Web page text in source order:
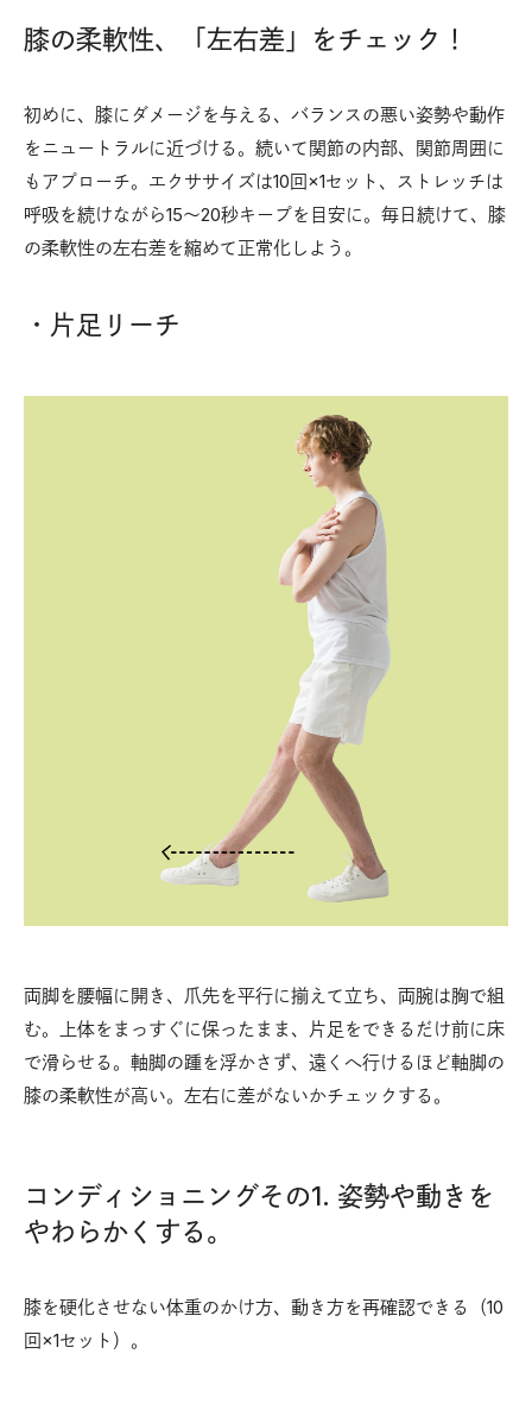
膝の柔軟性、「左右差」をチェック！
初めに、膝にダメージを与える、バランスの悪い姿勢や動作
をニュートラルに近づける。続いて関節の内部、関節周囲に
もアプローチ。エクササイズは10回×1セット、ストレッチは
呼吸を続けながら15〜20秒キープを目安に。毎日続けて、膝
の柔軟性の左右差を縮めて正常化しよう。
・片足リーチ
両脚を腰幅に開き、爪先を平行に揃えて立ち、両腕は胸で組
む。上体をまっすぐに保ったまま、片足をできるだけ前に床
で滑らせる。軸脚の踵を浮かさず、遠くへ行けるほど軸脚の
膝の柔軟性が高い。左右に差がないかチェックする。
コンディショニングその1. 姿勢や動きを
やわらかくする。
膝を硬化させない体重のかけ方、動き方を再確認できる（10
回×1セット）。